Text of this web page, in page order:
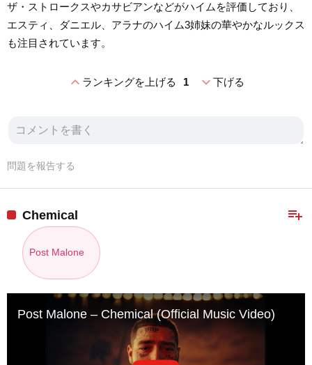
ザ・ストロークスやカサビアンなどがハイムを評価しており、
エスティ、ダニエル、アラナのハイム3姉妹の華やかなルックス
も注目されています。
expand_lessランキングを上げる 1 expand_more下げる
問題を報告する
playlist_add
Chemical
Post Malone
Post Malone – Chemical (Official Music Video)